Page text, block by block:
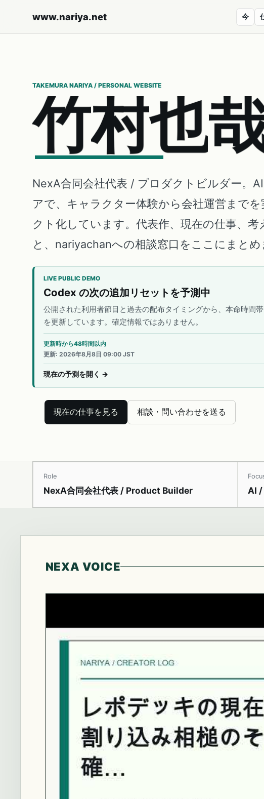
www.nariya.net 今
TAKEMURA NARIYA / PERSONAL WEBSITE
竹村也
NexA合同会社代表 / プロダクトビルダー。
アで、キャラクター体験から会社運営まで
クト化しています。代表作、現在の仕事、考
と、nariyachanへの相談窓口をここにまとめ
LIVE PUBLIC DEMO
Codex の次の追加リセットを予測中
公開された利用者節目と過去の配布タイミングから、本命時間
を更新しています。確定情報ではありません。
更新時から48時間以内
更新: 2026年8月8日 09:00 JST
現在の予測を開く →
現在の仕事を見る 相談・問い合わせを送る
Role
NexA合同会社代表 / Product Builder AI
NEXA VOICE